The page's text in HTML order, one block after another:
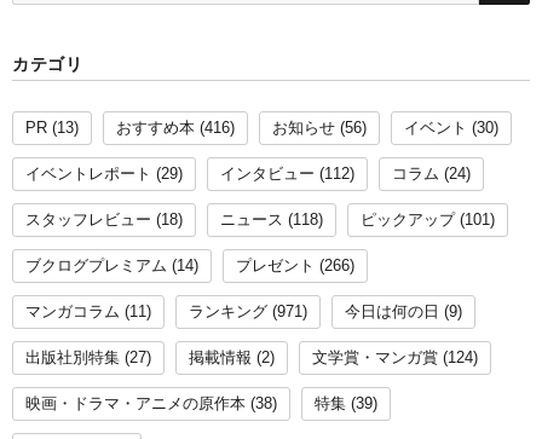
カテゴリ
PR (13) おすすめ本 (416) お知らせ (56) イベント (30)
イベントレポート (29) インタビュー (112) コラム (24)
スタッフレビュー (18) ニュース (118) ピックアップ(101)
ブクログプレミアム (14) プレゼント (266)
マンガコラム (11) ランキング (971) 今日は何の日 (9)
出版社別特集 (27) 掲載情報 (2) 文学賞・マンガ賞 (124)
映画・ドラマ・アニメの原作本 (38) 特集 (39)